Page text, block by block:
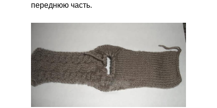
переднюю часть.